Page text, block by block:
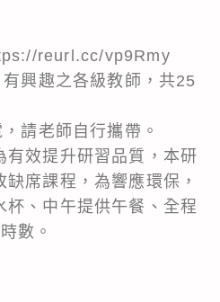
reurl.cc/vp9Rmy
興趣之各級教師，共25
請老師自行攜帶。
有效提升研習品質，本研
席課程，為響應環保，
杯、中午提供午餐、全程
數。